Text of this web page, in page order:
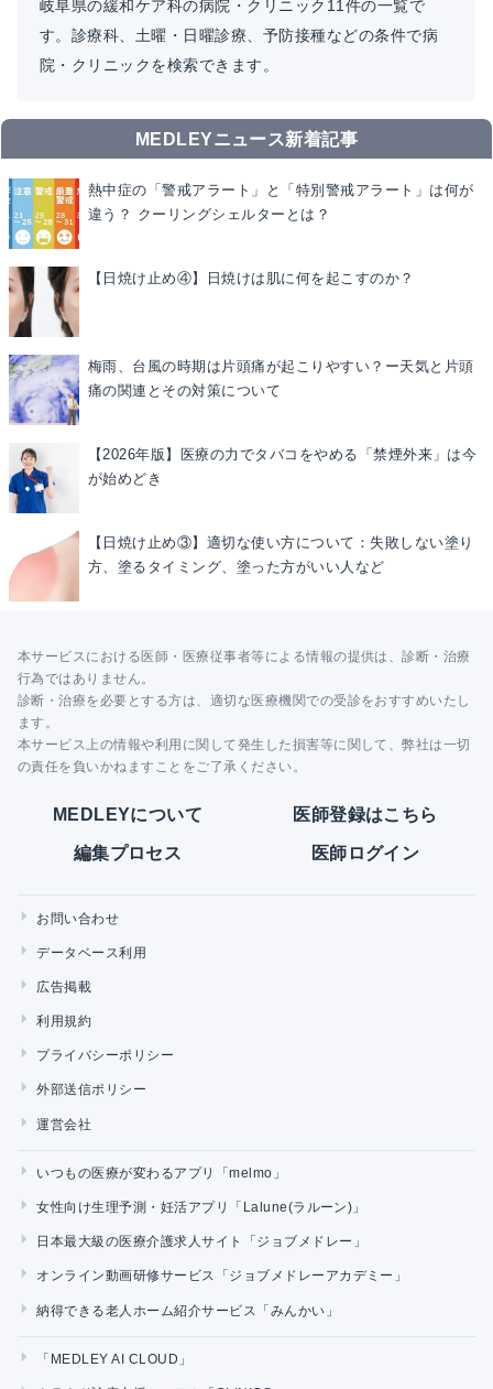
岐阜県の緩和ケア科の病院・クリニック11件の一覧で
す。診療科、土曜・日曜診療、予防接種などの条件で病
院・クリニックを検索できます。
MEDLEYニュース新着記事
熱中症の「警戒アラート」と「特別警戒アラート」は何が
違う？ クーリングシェルターとは？
【日焼け止め④】日焼けは肌に何を起こすのか？
梅雨、台風の時期は片頭痛が起こりやすい？ー天気と片頭
痛の関連とその対策について
【2026年版】医療の力でタバコをやめる「禁煙外来」は今
が始めどき
【日焼け止め③】適切な使い方について：失敗しない塗り
方、塗るタイミング、塗った方がいい人など
本サービスにおける医師・医療従事者等による情報の提供は、診断・治療
行為ではありません。
診断・治療を必要とする方は、適切な医療機関での受診をおすすめいたし
ます。
本サービス上の情報や利用に関して発生した損害等に関して、弊社は一切
の責任を負いかねますことをご了承ください。
MEDLEYについて 医師登録はこちら
編集プロセス 医師ログイン
お問い合わせ
データベース利用
広告掲載
利用規約
プライバシーポリシー
外部送信ポリシー
運営会社
いつもの医療が変わるアプリ「melmo」
女性向け生理予測・妊活アプリ「Lalune(ラルーン)」
日本最大級の医療介護求人サイト「ジョブメドレー」
オンライン動画研修サービス「ジョブメドレーアカデミー」
納得できる老人ホーム紹介サービス「みんかい」
「MEDLEY AI CLOUD」